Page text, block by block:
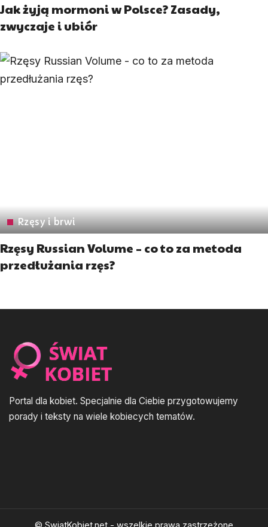
Jak żyją mormoni w Polsce? Zasady,
zwyczaje i ubiór
Rzęsy i brwi
Rzęsy Russian Volume – co to za metoda
przedłużania rzęs?
Portal dla kobiet. Specjalnie dla Ciebie przygotowujemy
porady i teksty na wiele kobiecych tematów.
© SwiatKobiet.net - wszelkie prawa zastrzeżone